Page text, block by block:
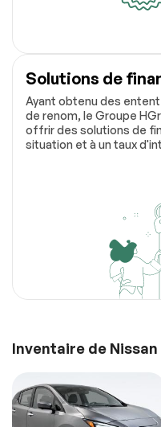
Solutions de
Ayant obtenu des
de renom, le Groupe
offrir des solutions de
situation et à un taux
Inventaire de